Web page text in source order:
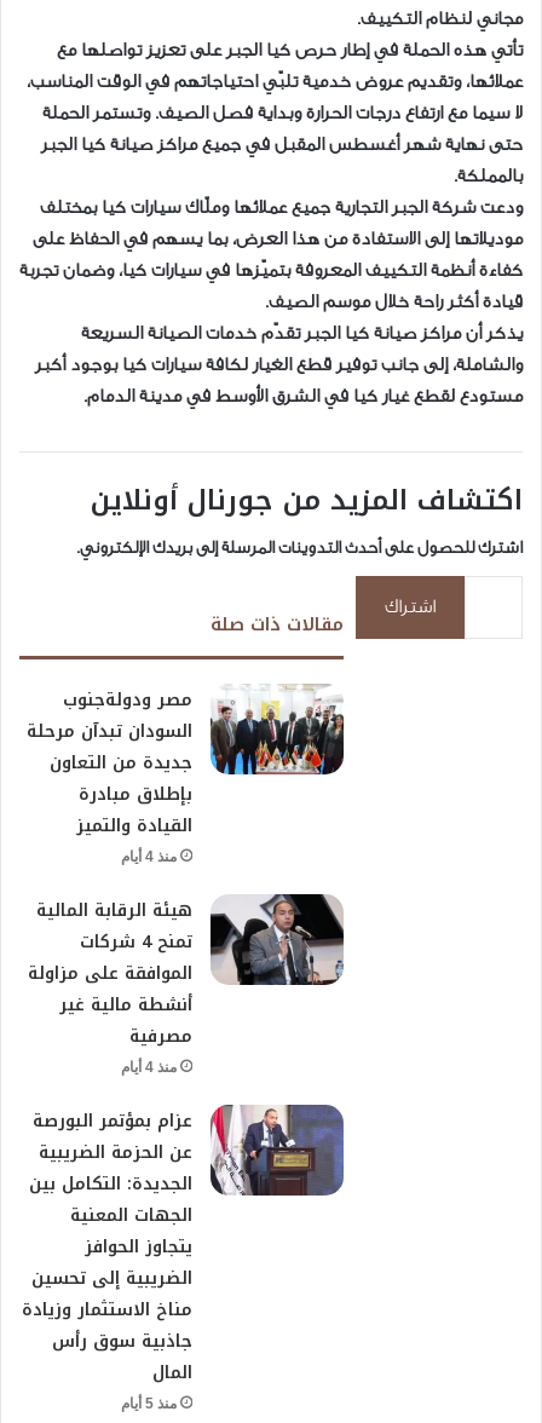
مجاني لنظام التكييف.
تأتي هذه الحملة في إطار حرص كيا الجبر على تعزيز تواصلها مع
عملائها، وتقديم عروض خدمية تلبّي احتياجاتهم في الوقت المناسب،
لا سيما مع ارتفاع درجات الحرارة وبداية فصل الصيف. وتستمر الحملة
حتى نهاية شهر أغسطس المقبل في جميع مراكز صيانة كيا الجبر
بالمملكة.
ودعت شركة الجبر التجارية جميع عملائها وملّاك سيارات كيا بمختلف
موديلاتها إلى الاستفادة من هذا العرض، بما يسهم في الحفاظ على
كفاءة أنظمة التكييف المعروفة بتميّزها في سيارات كيا، وضمان تجربة
قيادة أكثر راحة خلال موسم الصيف.
يذكر أن مراكز صيانة كيا الجبر تقدّم خدمات الصيانة السريعة
والشاملة، إلى جانب توفير قطع الغيار لكافة سيارات كيا بوجود أكبر
مستودع لقطع غيار كيا في الشرق الأوسط في مدينة الدمام.
اكتشاف المزيد من جورنال أونلاين
اشترك للحصول على أحدث التدوينات المرسلة إلى بريدك الإلكتروني.
كتابة بريدك الإلكتروني...
اشتراك
مقالات ذات صلة
مصر ودولةجنوب
السودان تبدآن مرحلة
جديدة من التعاون
بإطلاق مبادرة
القيادة والتميز
منذ 4 أيام
هيئة الرقابة المالية
تمنح 4 شركات
الموافقة على مزاولة
أنشطة مالية غير
مصرفية
منذ 4 أيام
عزام بمؤتمر البورصة
عن الحزمة الضريبية
الجديدة: التكامل بين
الجهات المعنية
يتجاوز الحوافز
الضريبية إلى تحسين
مناخ الاستثمار وزيادة
جاذبية سوق رأس
المال
منذ 5 أيام